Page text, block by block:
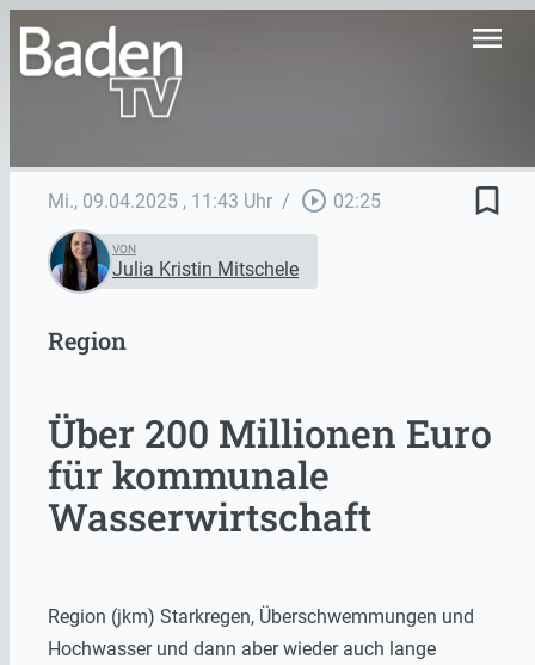
menu
Mi., 09.04.2025 , 11:43 Uhr / play_circle_outline 02:25 bookmark_border
VON
Julia Kristin Mitschele
Region
Über 200 Millionen Euro
für kommunale
Wasserwirtschaft
Region (jkm) Starkregen, Überschwemmungen und
Hochwasser und dann aber wieder auch lange